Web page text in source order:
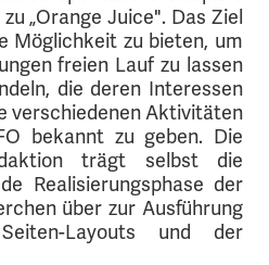
„Orange Juice". Das Ziel
Möglichkeit zu bieten, um
freien Lauf zu lassen
die deren Interessen
verschiedenen Aktivitäten
bekannt zu geben. Die
trägt selbst die
Realisierungsphase der
über zur Ausführung
Layouts und der